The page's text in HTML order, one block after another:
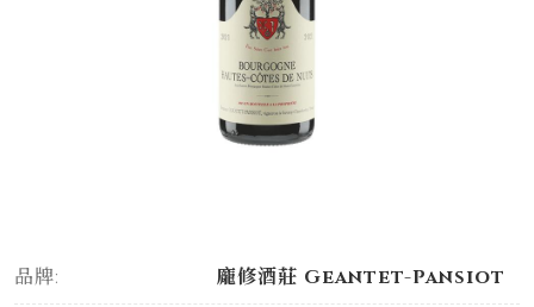
品牌: 龐修酒莊 Geantet-Pansiot